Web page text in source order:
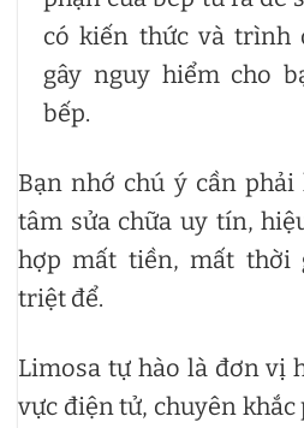
có kiến thức và trình
gây nguy hiểm cho
bếp.
Bạn nhớ chú ý cần
tâm sửa chữa uy tín,
hợp mất tiền, mất thời
triệt để.
Limosa tự hào là đơn vị
vực điện tử, chuyên